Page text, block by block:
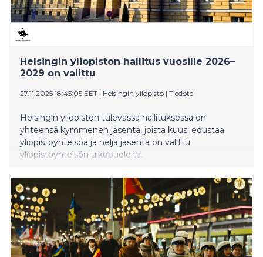
Helsingin yliopiston hallitus vuosille 2026–
2029 on valittu
27.11.2025 18:45:05 EET | Helsingin yliopisto | Tiedote
Helsingin yliopiston tulevassa hallituksessa on
yhteensä kymmenen jäsentä, joista kuusi edustaa
yliopistoyhteisöä ja neljä jäsentä on valittu
yliopistoyhteisön ulkopuolelta.